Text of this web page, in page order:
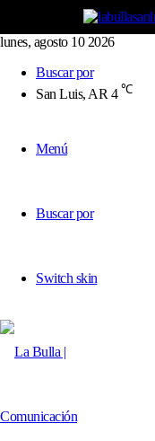
lunes, agosto 10 2026
Buscar por
San Luis, AR 4 ℃
Menú
Buscar por
Switch skin